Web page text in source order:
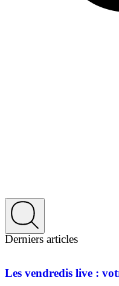
Derniers articles
Les vendredis live :